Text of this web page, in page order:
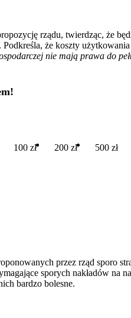
rządu, twierdząc, że
że koszty
nie mają prawa do
100 zł 200 zł 500 zł
przez rząd sporo
sporych nakładów
bardzo bolesne.